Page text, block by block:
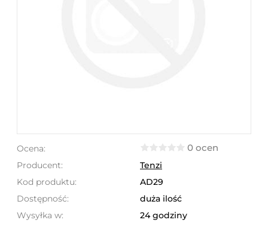
Ocena: 0 ocen
Producent:
Tenzi
Kod produktu:
AD29
Dostępność:
duża ilość
Wysyłka w:
24 godziny